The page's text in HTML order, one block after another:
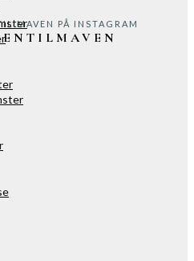
MAVEN PÅ INSTAGRAM